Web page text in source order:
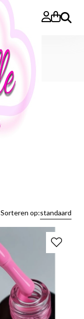
Zoeken
Sorteren op:standaard